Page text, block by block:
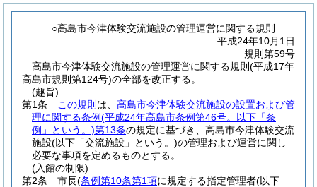
○高島市今津体験交流施設の管理運営に関する規則
平成24年10月1日
規則第59号
高島市今津体験交流施設の管理運営に関する規則(平成17年
高島市規則第124号)の全部を改正する。
(趣旨)
第1条
この規則 は、 高島市今津体験交流施設の設置および管
理に関する条例(平成24年高島市条例第46号。以下「条
例」という。)第13条の規定に基づき、高島市今津体験交流
施設(以下「交流施設」という。)の管理および運営に関し
必要な事項を定めるものとする。
(入館の制限)
第2条
市長(条例第10条第1項に規定する指定管理者(以下